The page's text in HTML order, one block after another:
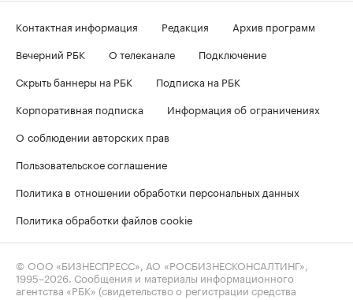
Контактная информация Редакция
Архив программ
Вечерний РБК
О телеканале
Подключение
Скрыть баннеры на РБК
Подписка на РБК
Корпоративная подписка
Информация об ограничениях
О соблюдении авторских прав
Пользовательское соглашение
Политика в отношении обработки персональных данных
Политика обработки файлов cookie
© ООО «БИЗНЕСПРЕСС», АО «РОСБИЗНЕСКОНСАЛТИНГ»,
1995–2026. Сообщения и материалы информационного
агентства «РБК» (свидетельство о регистрации средства